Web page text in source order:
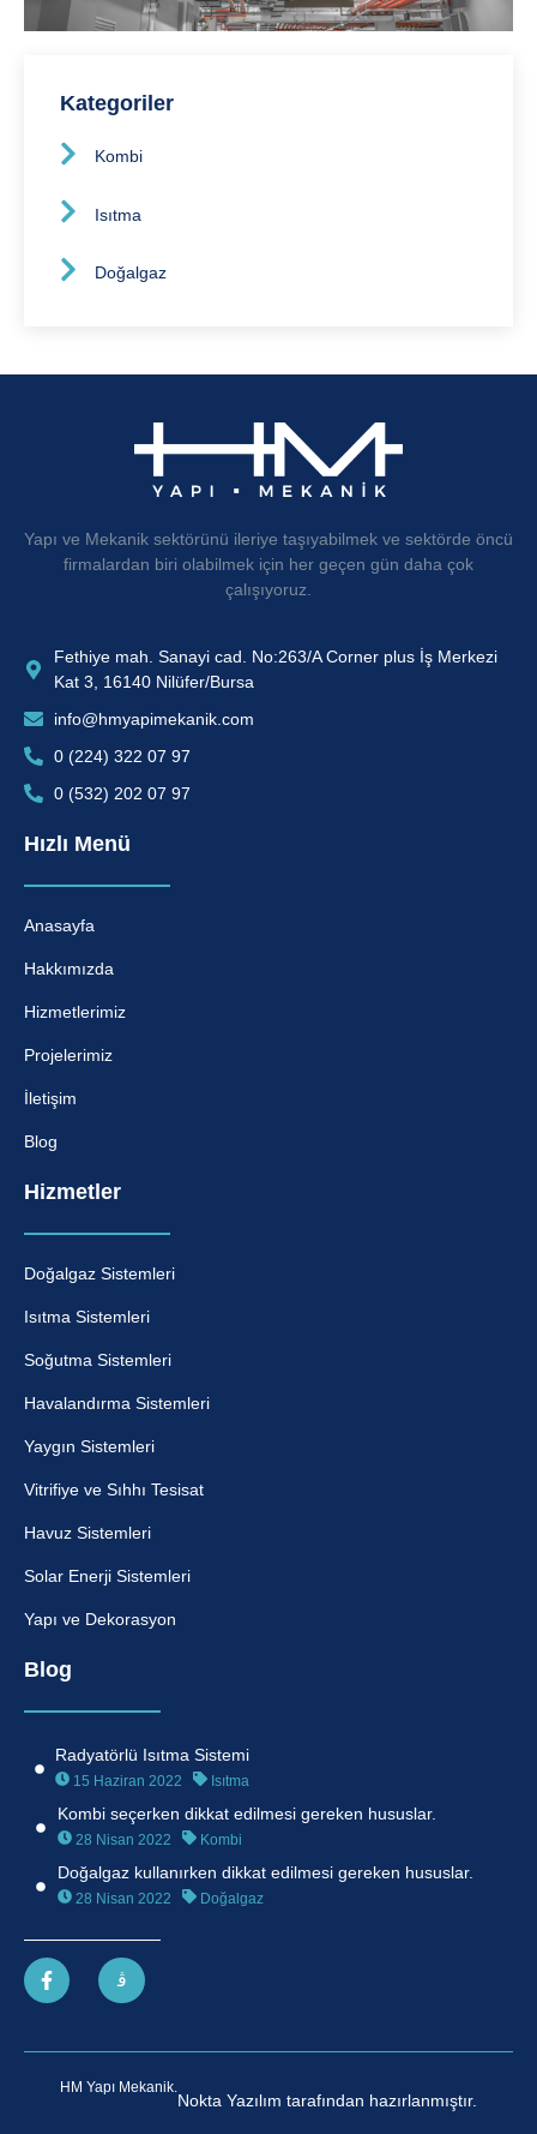
Kategoriler
Kombi
Isıtma
Doğalgaz
Yapı ve Mekanik sektörünü ileriye taşıyabilmek ve sektörde öncü
firmalardan biri olabilmek için her geçen gün daha çok
çalışıyoruz.
Fethiye mah. Sanayi cad. No:263/A Corner plus İş Merkezi
Kat 3, 16140 Nilüfer/Bursa
info@hmyapimekanik.com
0 (224) 322 07 97
0 (532) 202 07 97
Hızlı Menü
Anasayfa
Hakkımızda
Hizmetlerimiz
Projelerimiz
İletişim
Blog
Hizmetler
Doğalgaz Sistemleri
Isıtma Sistemleri
Soğutma Sistemleri
Havalandırma Sistemleri
Yaygın Sistemleri
Vitrifiye ve Sıhhı Tesisat
Havuz Sistemleri
Solar Enerji Sistemleri
Yapı ve Dekorasyon
Blog
Radyatörlü Isıtma Sistemi
15 Haziran 2022 Isıtma
Kombi seçerken dikkat edilmesi gereken hususlar.
28 Nisan 2022 Kombi
Doğalgaz kullanırken dikkat edilmesi gereken hususlar.
28 Nisan 2022 Doğalgaz
HM Yapı Mekanik.
Nokta Yazılım tarafından hazırlanmıştır.